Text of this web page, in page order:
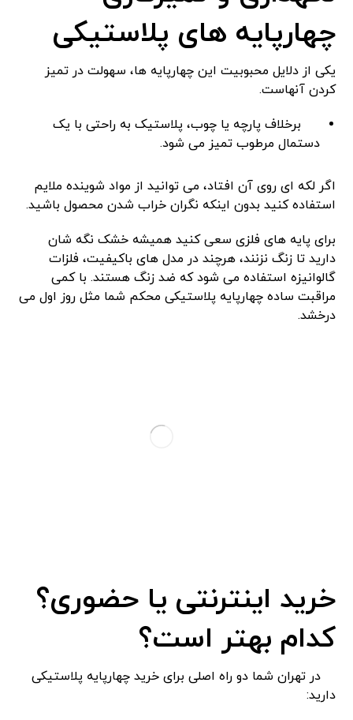
چهارپایه ‌های پلاستیکی
یکی از دلایل محبوبیت این چهارپایه‌ ها، سهولت در تمیز
کردن آنهاست.
برخلاف پارچه یا چوب، پلاستیک به راحتی با یک
دستمال مرطوب تمیز می ‌شود.
اگر لکه ‌ای روی آن افتاد، می‌ توانید از مواد شوینده ملایم
استفاده کنید بدون اینکه نگران خراب شدن محصول باشید.
برای پایه ‌های فلزی سعی کنید همیشه خشک نگه‌ شان
دارید تا زنگ نزنند، هرچند در مدل ‌های باکیفیت، فلزات
گالوانیزه استفاده می ‌شود که ضد زنگ هستند. با کمی
مراقبت ساده چهارپایه پلاستیکی محکم شما مثل روز اول می‌
درخشد.
خرید اینترنتی یا حضوری؟
کدام بهتر است؟
در تهران شما دو راه اصلی برای خرید چهارپایه پلاستیکی
دارید: